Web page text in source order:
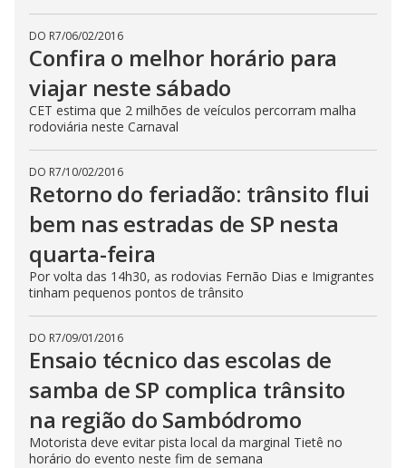
DO R7/06/02/2016
Confira o melhor horário para
viajar neste sábado
CET estima que 2 milhões de veículos percorram malha
rodoviária neste Carnaval
DO R7/10/02/2016
Retorno do feriadão: trânsito flui
bem nas estradas de SP nesta
quarta-feira
Por volta das 14h30, as rodovias Fernão Dias e Imigrantes
tinham pequenos pontos de trânsito
DO R7/09/01/2016
Ensaio técnico das escolas de
samba de SP complica trânsito
na região do Sambódromo
Motorista deve evitar pista local da marginal Tietê no
horário do evento neste fim de semana